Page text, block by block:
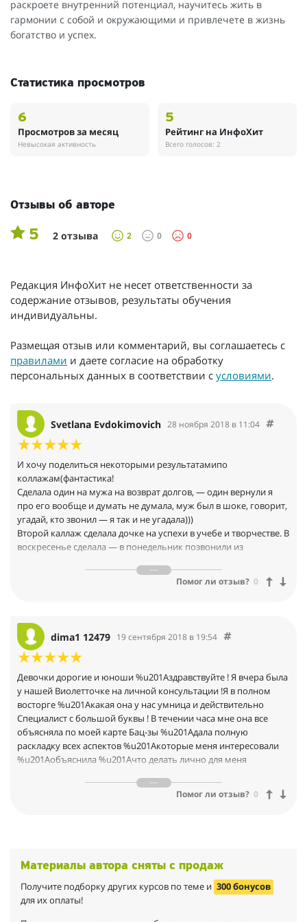
раскроете внутренний потенциал, научитесь жить в
гармонии с собой и окружающими и привлечете в жизнь
богатство и успех.
Статистика просмотров
6
Просмотров за месяц
Невысокая активность
5
Рейтинг на ИнфоХит
Всего голосов: 2
Отзывы об авторе
5 2 отзыва 2 0 0
Редакция ИнфоХит не несет ответственности за
содержание отзывов, результаты обучения
индивидуальны.
Размещая отзыв или комментарий, вы соглашаетесь с
правилами и даете согласие на обработку
персональных данных в соответствии с условиями.
Svetlana Evdokimovich 28 ноября 2018 в 11:04
И хочу поделиться некоторыми результатамипо
коллажам(фантастика!
Сделала один на мужа на возврат долгов, — один вернули я
про его вообще и думать не думала, муж был в шоке, говорит,
угадай, кто звонил — я так и не угадала)))
Второй каллаж сделала дочке на успехи в учебе и творчестве. В
воскресенье сделала — в понедельник позвонили из
её , а также много других детей, как победителей, будет
поздравлять сам президент. Слов нет!
Помог ли отзыв? 0
dima1 12479 19 сентября 2018 в 19:54
Девочки дорогие и юноши %u201Aздравствуйте ! Я вчера была
у нашей Виолетточке на личной консультации !Я в полном
восторге %u201Aкакая она у нас умница и действительно
Специалист с большой буквы ! В течении часа мне она все
объясняла по моей карте Бац-зы %u201Aдала полную
раскладку всех аспектов %u201Aкоторые меня интересовали
%u201Aобъяснила %u201Aчто делать лично для меня
ее много) %u201Aчто носить(одежда) %u201Aчем питаться
%u201Aчем заниматься %u201Aчтоб бизнес %u201Aкоторый я
также бесспокойство по поводу выкупа машины на
диллерской %u201Aа здесь в Америке где я живу у нас нет
практически городского транспорта и живу я от зарплаты до
Помог ли отзыв? 0
Материалы автора сняты с продаж
Получите подборку других курсов по теме и 300 бонусов
для их оплаты!